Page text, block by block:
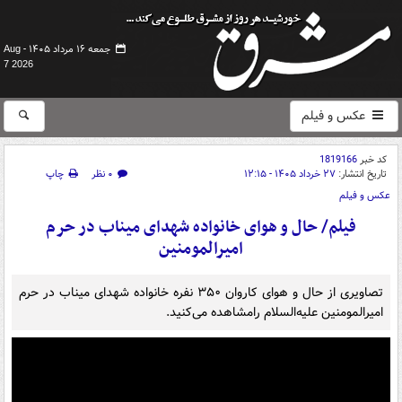
جمعه ۱۶ مرداد ۱۴۰۵ -
Aug
7 2026
عکس و فیلم
کد خبر1819166
تاریخ انتشار: ۲۷ خرداد ۱۴۰۵ - ۱۲:۱۵ ۰ نظر
چاپ
عکس و فیلم
فیلم/ حال و هوای خانواده شهدای میناب در حرم
امیرالمومنین
تصاویری از حال و هوای کاروان ۳۵۰ نفره خانواده شهدای میناب در حرم
امیرالمومنین علیه‌السلام رامشاهده می‌کنید.